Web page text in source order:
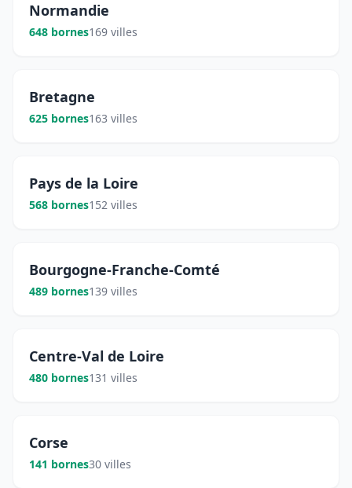
Normandie
648 bornes169 villes
Bretagne
625 bornes163 villes
Pays de la Loire
568 bornes152 villes
Bourgogne-Franche-Comté
489 bornes139 villes
Centre-Val de Loire
480 bornes131 villes
Corse
141 bornes30 villes